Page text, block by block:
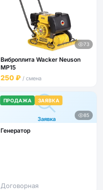
73
Виброплита Wacker Neuson
MP15
250 ₽ / смена
Заявка
ПРОДАЖА ЗАЯВКА
85
Генератор
Договорная